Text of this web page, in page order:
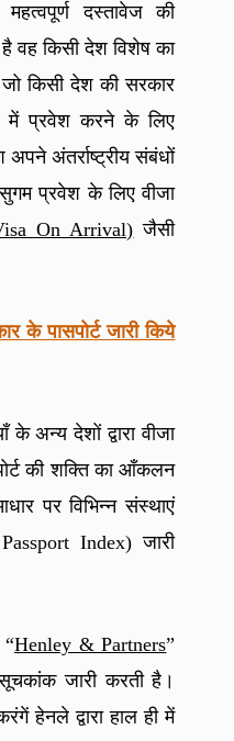
दस्तावेज की
है वह किसी देश विशेष का
किसी देश की सरकार
में प्रवेश करने के लिए
अंतर्राष्ट्रीय संबंधों
प्रवेश के लिए वीजा
On Arrival) जैसी
के पासपोर्ट जारी किये
अन्य देशों द्वारा वीजा
की शक्ति का आँकलन
पर विभिन्न संस्थाएं
Index) जारी
“Henley & Partners”
जारी करती है।
हेनले द्वारा हाल ही में